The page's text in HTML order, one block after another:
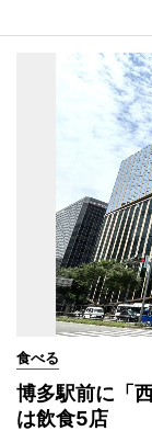
食べる
博多駅前に「
は飲食5店